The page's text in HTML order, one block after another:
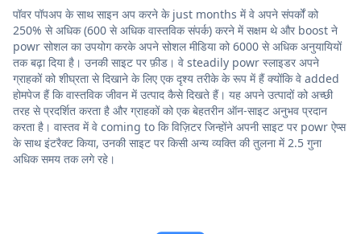
पॉवर पॉपअप के साथ साइन अप करने के just months में वे अपने संपर्कों को
250% से अधिक (600 से अधिक वास्तविक संपर्क) करने में सक्षम थे और boost ने
powr सोशल का उपयोग करके अपने सोशल मीडिया को 6000 से अधिक अनुयायियों
तक बढ़ा दिया है। उनकी साइट पर फ़ीड। वे steadily powr स्लाइडर अपने
ग्राहकों को शीघ्रता से दिखाने के लिए एक दृश्य तरीके के रूप में हैं क्योंकि वे added
होमपेज हैं कि वास्तविक जीवन में उत्पाद कैसे दिखते हैं। यह अपने उत्पादों को अच्छी
तरह से प्रदर्शित करता है और ग्राहकों को एक बेहतरीन ऑन-साइट अनुभव प्रदान
करता है। वास्तव में वे coming to कि विज़िटर जिन्होंने अपनी साइट पर powr ऐप्स
के साथ इंटरैक्ट किया, उनकी साइट पर किसी अन्य व्यक्ति की तुलना में 2.5 गुना
अधिक समय तक लगे रहे।